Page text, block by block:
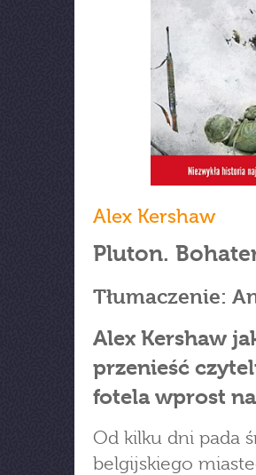
Alex Kershaw
Pluton.
Tłumaczenie:
Alex Kershaw
przenieść
fotela wprost
Od kilku dni pada
belgijskiego